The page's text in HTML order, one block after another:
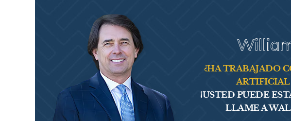
¿HA TRABAJADO
ARTIFICIAL
¡USTED PUEDE
LLAME A